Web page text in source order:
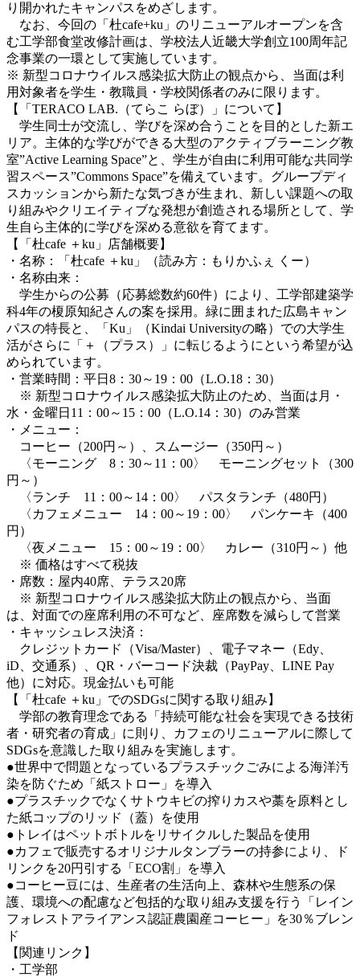
り開かれたキャンパスをめざします。
なお、今回の「杜cafe+ku」のリニューアルオープンを含
む工学部食堂改修計画は、学校法人近畿大学創立100周年記
念事業の一環として実施しています。
※ 新型コロナウイルス感染拡大防止の観点から、当面は利
用対象者を学生・教職員・学校関係者のみに限ります。
【「TERACO LAB.（てらこ らぼ）」について】
学生同士が交流し、学びを深め合うことを目的とした新エ
リア。主体的な学びができる大型のアクティブラーニング教
室”Active Learning Space”と、学生が自由に利用可能な共同学
習スペース”Commons Space”を備えています。グループディ
スカッションから新たな気づきが生まれ、新しい課題への取
り組みやクリエイティブな発想が創造される場所として、学
生自ら主体的に学びを深める意欲を育てます。
【「杜cafe ＋ku」店舗概要】
・名称：「杜cafe ＋ku」（読み方：もりかふぇ くー）
・名称由来：
学生からの公募（応募総数約60件）により、工学部建築学
科4年の榎原知紀さんの案を採用。緑に囲まれた広島キャン
パスの特長と、「Ku」（Kindai Universityの略）での大学生
活がさらに「＋（プラス）」に転じるようにという希望が込
められています。
・営業時間：平日8：30～19：00（L.O.18：30）
※ 新型コロナウイルス感染拡大防止のため、当面は月・
水・金曜日11：00～15：00（L.O.14：30）のみ営業
・メニュー：
コーヒー（200円～）、スムージー（350円～）
〈モーニング 8：30～11：00〉 モーニングセット（300
円～）
〈ランチ 11：00～14：00〉 パスタランチ（480円）
〈カフェメニュー 14：00～19：00〉 パンケーキ（400
円）
〈夜メニュー 15：00～19：00〉 カレー（310円～）他
※ 価格はすべて税抜
・席数：屋内40席、テラス20席
※ 新型コロナウイルス感染拡大防止の観点から、当面
は、対面での座席利用の不可など、座席数を減らして営業
・キャッシュレス決済：
クレジットカード（Visa/Master）、電子マネー（Edy、
iD、交通系）、QR・バーコード決裁（PayPay、LINE Pay
他）に対応。現金払いも可能
【「杜cafe ＋ku」でのSDGsに関する取り組み】
学部の教育理念である「持続可能な社会を実現できる技術
者・研究者の育成」に則り、カフェのリニューアルに際して
SDGsを意識した取り組みを実施します。
●世界中で問題となっているプラスチックごみによる海洋汚
染を防ぐため「紙ストロー」を導入
●プラスチックでなくサトウキビの搾りカスや藁を原料とし
た紙コップのリッド（蓋）を使用
●トレイはペットボトルをリサイクルした製品を使用
●カフェで販売するオリジナルタンブラーの持参により、ド
リンクを20円引する「ECO割」を導入
●コーヒー豆には、生産者の生活向上、森林や生態系の保
護、環境への配慮など包括的な取り組み支援を行う「レイン
フォレストアライアンス認証農園産コーヒー」を30％ブレン
ド
【関連リンク】
・工学部